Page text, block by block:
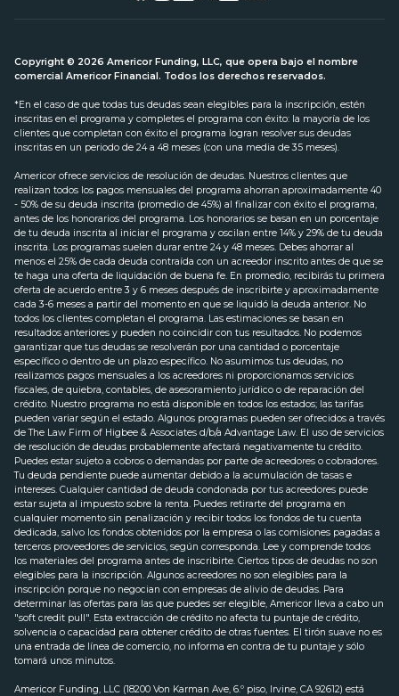
Copyright © 2026 Americor Funding, LLC, que opera bajo el nombre
comercial Americor Financial. Todos los derechos reservados.
*En el caso de que todas tus deudas sean elegibles para la inscripción, estén
inscritas en el programa y completes el programa con éxito: la mayoría de los
clientes que completan con éxito el programa logran resolver sus deudas
inscritas en un periodo de 24 a 48 meses (con una media de 35 meses).
Americor ofrece servicios de resolución de deudas. Nuestros clientes que
realizan todos los pagos mensuales del programa ahorran aproximadamente 40
- 50% de su deuda inscrita (promedio de 45%) al finalizar con éxito el programa,
antes de los honorarios del programa. Los honorarios se basan en un porcentaje
de tu deuda inscrita al iniciar el programa y oscilan entre 14% y 29% de tu deuda
inscrita. Los programas suelen durar entre 24 y 48 meses. Debes ahorrar al
menos el 25% de cada deuda contraída con un acreedor inscrito antes de que se
te haga una oferta de liquidación de buena fe. En promedio, recibirás tu primera
oferta de acuerdo entre 3 y 6 meses después de inscribirte y aproximadamente
cada 3-6 meses a partir del momento en que se liquidó la deuda anterior. No
todos los clientes completan el programa. Las estimaciones se basan en
resultados anteriores y pueden no coincidir con tus resultados. No podemos
garantizar que tus deudas se resolverán por una cantidad o porcentaje
específico o dentro de un plazo específico. No asumimos tus deudas, no
realizamos pagos mensuales a los acreedores ni proporcionamos servicios
fiscales, de quiebra, contables, de asesoramiento jurídico o de reparación del
crédito. Nuestro programa no está disponible en todos los estados; las tarifas
pueden variar según el estado. Algunos programas pueden ser ofrecidos a través
de The Law Firm of Higbee & Associates d/b/a Advantage Law. El uso de servicios
de resolución de deudas probablemente afectará negativamente tu crédito.
Puedes estar sujeto a cobros o demandas por parte de acreedores o cobradores.
Tu deuda pendiente puede aumentar debido a la acumulación de tasas e
intereses. Cualquier cantidad de deuda condonada por tus acreedores puede
estar sujeta al impuesto sobre la renta. Puedes retirarte del programa en
cualquier momento sin penalización y recibir todos los fondos de tu cuenta
dedicada, salvo los fondos obtenidos por la empresa o las comisiones pagadas a
terceros proveedores de servicios, según corresponda. Lee y comprende todos
los materiales del programa antes de inscribirte. Ciertos tipos de deudas no son
elegibles para la inscripción. Algunos acreedores no son elegibles para la
inscripción porque no negocian con empresas de alivio de deudas. Para
determinar las ofertas para las que puedes ser elegible, Americor lleva a cabo un
"soft credit pull". Esta extracción de crédito no afecta tu puntaje de crédito,
solvencia o capacidad para obtener crédito de otras fuentes. El tirón suave no es
una entrada de línea de comercio, no informa en contra de tu puntaje y sólo
tomará unos minutos.
Americor Funding, LLC (18200 Von Karman Ave, 6.º piso, Irvine, CA 92612) está